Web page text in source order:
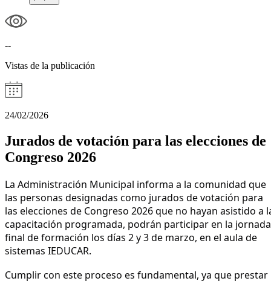
--
Vistas de la publicación
24/02/2026
Jurados de votación para las elecciones de
Congreso 2026
La Administración Municipal informa a la comunidad que
las personas designadas como jurados de votación para
las elecciones de Congreso 2026 que no hayan asistido a
capacitación programada, podrán participar en la jornada
final de formación los días 2 y 3 de marzo, en el aula de
sistemas IEDUCAR.
Cumplir con este proceso es fundamental, ya que prestar